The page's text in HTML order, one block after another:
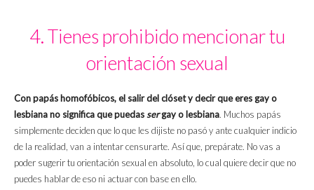
4. Tienes prohibido mencionar tu
orientación sexual
Con papás homofóbicos, el salir del clóset y decir que eres gay o
lesbiana no significa que puedassergay o lesbiana. Muchos papás
simplemente deciden que lo que les dijiste no pasó y ante cualquier indicio
de la realidad, van a intentar censurarte. Así que, prepárate. No vas a
poder sugerir tu orientación sexual en absoluto, lo cual quiere decir que no
puedes hablar de eso ni actuar con base en ello.